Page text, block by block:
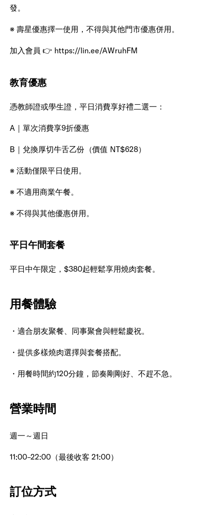
發。
※ 壽星優惠擇一使用，不得與其他門市優惠併用。
加入會員 👉 https://lin.ee/AWruhFM
教育優惠
憑教師證或學生證，平日消費享好禮二選一：
A｜單次消費享9折優惠
B｜兌換厚切牛舌乙份（價值 NT$628）
※ 活動僅限平日使用。
※ 不適用商業午餐。
※ 不得與其他優惠併用。
平日午間套餐
平日中午限定，$380起輕鬆享用燒肉套餐。
用餐體驗
・適合朋友聚餐、同事聚會與輕鬆慶祝。
・提供多樣燒肉選擇與套餐搭配。
・用餐時間約120分鐘，節奏剛剛好、不趕不急。
營業時間
週一～週日
11:00–22:00（最後收客 21:00）
訂位方式